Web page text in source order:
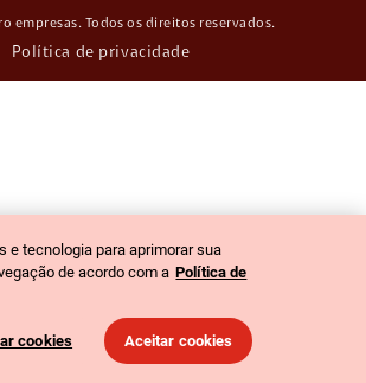
empresas. Todos os direitos reservados.
Política de privacidade
e tecnologia para aprimorar sua
de acordo com a Política de
cookies Aceitar cookies